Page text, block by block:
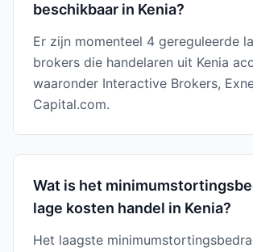
beschikbaar in Kenia?
Er zijn momenteel 4 gereguleerde
brokers die handelaren uit Kenia
waaronder Interactive Brokers,
Capital.com.
Wat is het
lage kosten handel in Kenia?
Het laagste